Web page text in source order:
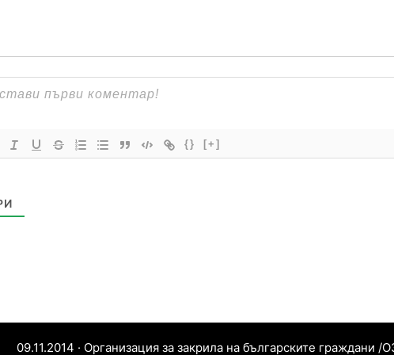
{} [+]
09.11.2014 · Организация за закрила на българските граждани /